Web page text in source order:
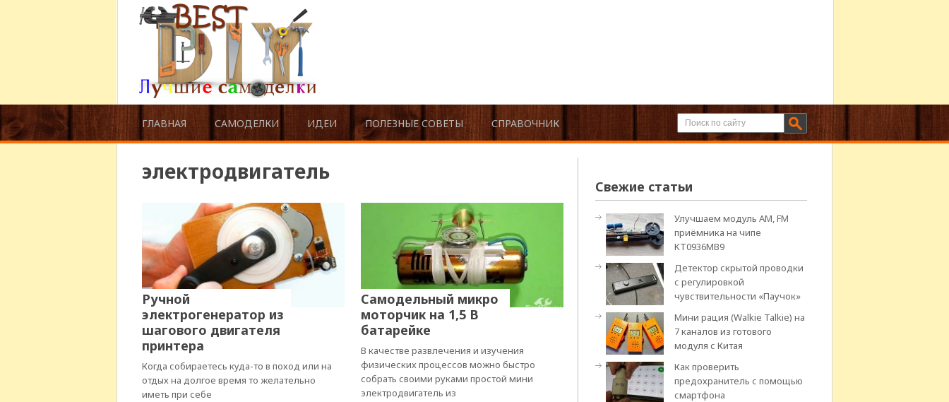
ГЛАВНАЯ САМОДЕЛКИ ИДЕИ ПОЛЕЗНЫЕ СОВЕТЫ СПРАВОЧНИК
электродвигатель
Ручной
электрогенератор из
шагового двигателя
принтера
Когда собираетесь куда-то в поход или на
отдых на долгое время то желательно
иметь при себе
Самодельный микро
моторчик на 1,5 В
батарейке
В качестве развлечения и изучения
физических процессов можно быстро
собрать своими руками простой мини
электродвигатель из
Свежие статьи
Улучшаем модуль АМ, FM
приёмника на чипе
KT0936MB9
Детектор скрытой проводки
с регулировкой
чувствительности «Паучок»
Мини рация (Walkie Talkie) на
7 каналов из готового
модуля с Китая
Как проверить
предохранитель с помощью
смартфона